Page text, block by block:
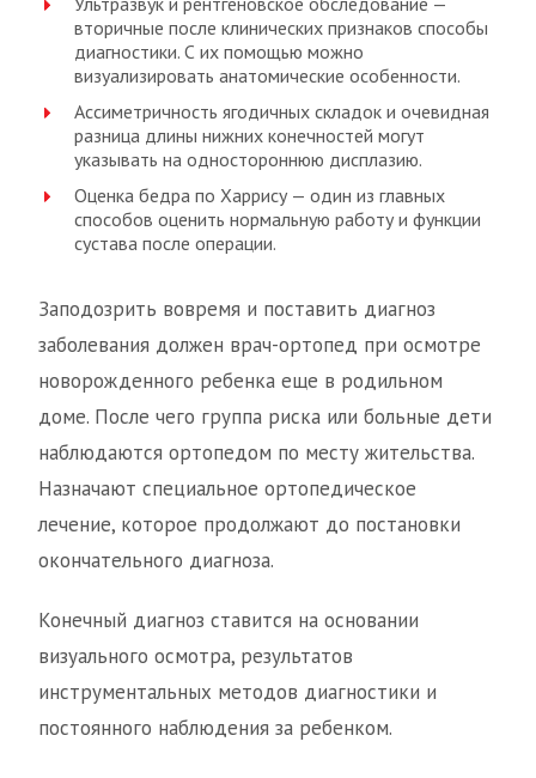
вторичные после клинических признаков способы
диагностики. С их помощью можно
визуализировать анатомические особенности.
Ассиметричность ягодичных складок и очевидная
разница длины нижних конечностей могут
указывать на одностороннюю дисплазию.
Оценка бедра по Харрису — один из главных
способов оценить нормальную работу и функции
сустава после операции.
Заподозрить вовремя и поставить диагноз
заболевания должен врач-ортопед при осмотре
новорожденного ребенка еще в родильном
доме. После чего группа риска или больные дети
наблюдаются ортопедом по месту жительства.
Назначают специальное ортопедическое
лечение, которое продолжают до постановки
окончательного диагноза.
Конечный диагноз ставится на основании
визуального осмотра, результатов
инструментальных методов диагностики и
постоянного наблюдения за ребенком.